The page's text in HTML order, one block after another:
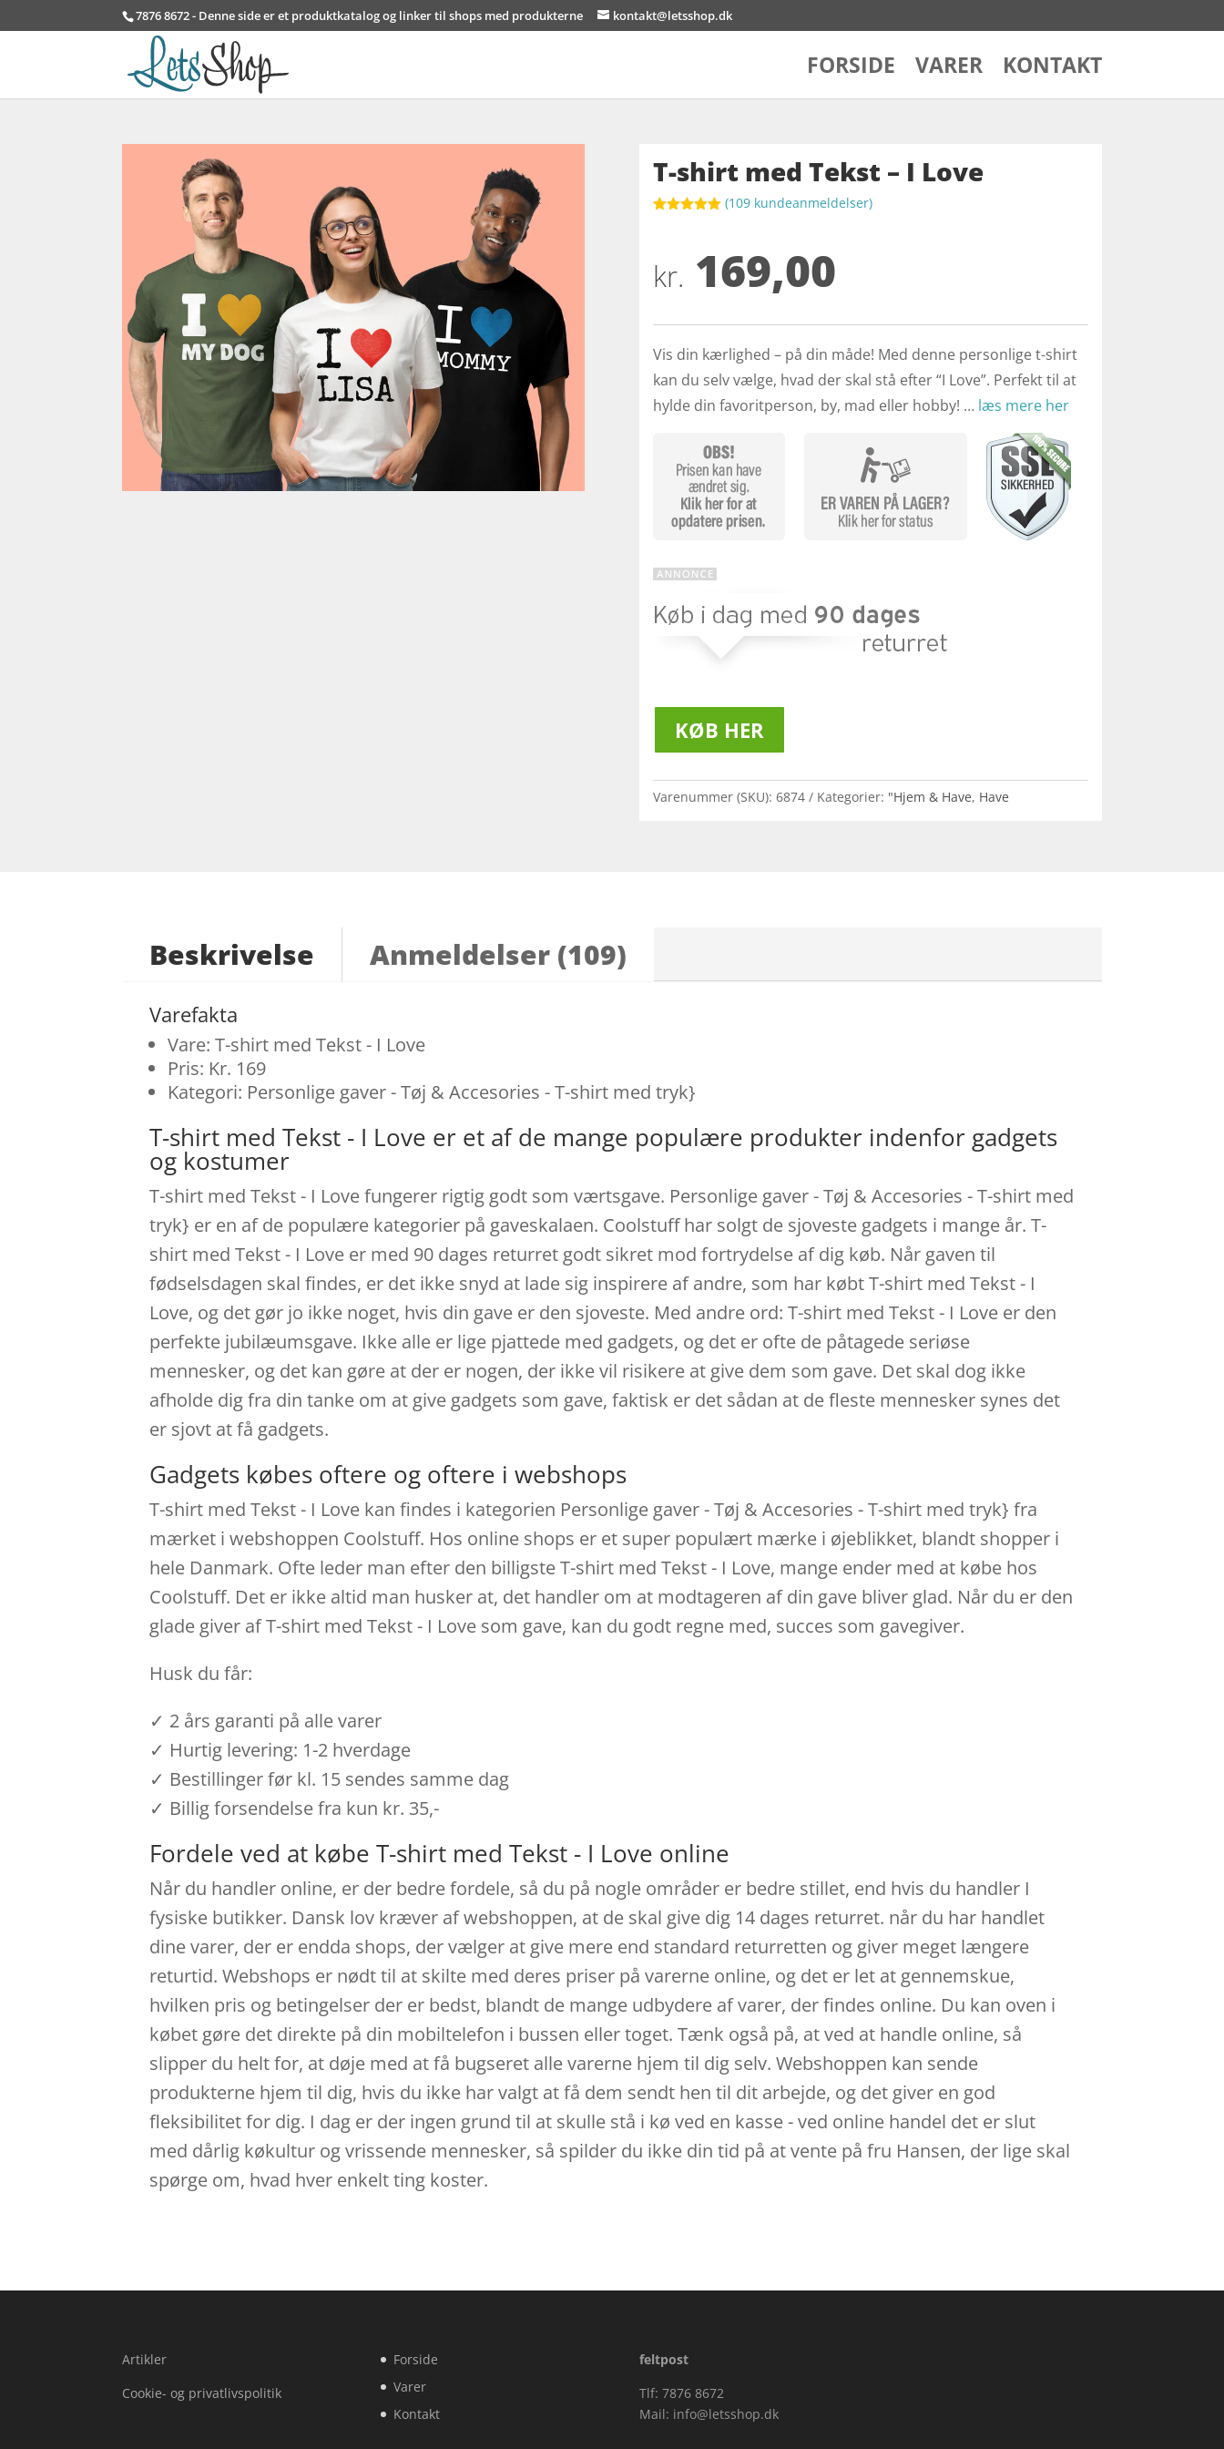
7876 8672 - Denne side er et produktkatalog og linker til shops med produkterne kontakt@letsshop.dk
FORSIDE VARER KONTAKT
T-shirt med Tekst – I Love
baseret på
kundebedøm
melser
(109 kundeanmeldelser)
kr. 169,00
Vis din kærlighed – på din måde! Med denne personlige t-shirt
kan du selv vælge, hvad der skal stå efter “I Love”. Perfekt til at
hylde din favoritperson, by, mad eller hobby! … læs mere her
KØB HER
Varenummer (SKU): 6874 Kategorier: "Hjem & Have, Have
Beskrivelse Anmeldelser (109)
Varefakta
Vare: T-shirt med Tekst - I Love
Pris: Kr. 169
Kategori: Personlige gaver - Tøj & Accesories - T-shirt med tryk}
T-shirt med Tekst - I Love er et af de mange populære produkter indenfor gadgets
og kostumer
T-shirt med Tekst - I Love fungerer rigtig godt som værtsgave. Personlige gaver - Tøj & Accesories - T-shirt med
tryk} er en af de populære kategorier på gaveskalaen. Coolstuff har solgt de sjoveste gadgets i mange år. T-
shirt med Tekst - I Love er med 90 dages returret godt sikret mod fortrydelse af dig køb. Når gaven til
fødselsdagen skal findes, er det ikke snyd at lade sig inspirere af andre, som har købt T-shirt med Tekst - I
Love, og det gør jo ikke noget, hvis din gave er den sjoveste. Med andre ord: T-shirt med Tekst - I Love er den
perfekte jubilæumsgave. Ikke alle er lige pjattede med gadgets, og det er ofte de påtagede seriøse
mennesker, og det kan gøre at der er nogen, der ikke vil risikere at give dem som gave. Det skal dog ikke
afholde dig fra din tanke om at give gadgets som gave, faktisk er det sådan at de fleste mennesker synes det
er sjovt at få gadgets.
Gadgets købes oftere og oftere i webshops
T-shirt med Tekst - I Love kan findes i kategorien Personlige gaver - Tøj & Accesories - T-shirt med tryk} fra
mærket i webshoppen Coolstuff. Hos online shops er et super populært mærke i øjeblikket, blandt shopper i
hele Danmark. Ofte leder man efter den billigste T-shirt med Tekst - I Love, mange ender med at købe hos
Coolstuff. Det er ikke altid man husker at, det handler om at modtageren af din gave bliver glad. Når du er den
glade giver af T-shirt med Tekst - I Love som gave, kan du godt regne med, succes som gavegiver.
Husk du får:
✓ 2 års garanti på alle varer
✓ Hurtig levering: 1-2 hverdage
✓ Bestillinger før kl. 15 sendes samme dag
✓ Billig forsendelse fra kun kr. 35,-
Fordele ved at købe T-shirt med Tekst - I Love online
Når du handler online, er der bedre fordele, så du på nogle områder er bedre stillet, end hvis du handler I
fysiske butikker. Dansk lov kræver af webshoppen, at de skal give dig 14 dages returret. når du har handlet
dine varer, der er endda shops, der vælger at give mere end standard returretten og giver meget længere
returtid. Webshops er nødt til at skilte med deres priser på varerne online, og det er let at gennemskue,
hvilken pris og betingelser der er bedst, blandt de mange udbydere af varer, der findes online. Du kan oven i
købet gøre det direkte på din mobiltelefon i bussen eller toget. Tænk også på, at ved at handle online, så
slipper du helt for, at døje med at få bugseret alle varerne hjem til dig selv. Webshoppen kan sende
produkterne hjem til dig, hvis du ikke har valgt at få dem sendt hen til dit arbejde, og det giver en god
fleksibilitet for dig. I dag er der ingen grund til at skulle stå i kø ved en kasse - ved online handel det er slut
med dårlig køkultur og vrissende mennesker, så spilder du ikke din tid på at vente på fru Hansen, der lige skal
spørge om, hvad hver enkelt ting koster.
Artikler
Cookie- og privatlivspolitik
Forside
Varer
Kontakt
feltpost
Tlf: 7876 8672
Mail: info@letsshop.dk